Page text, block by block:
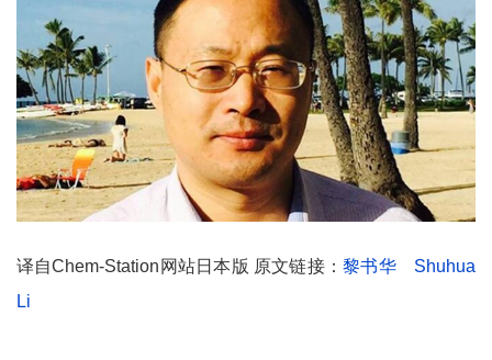
译自Chem-Station网站日本版 原文链接：黎书华 Shuhua
Li